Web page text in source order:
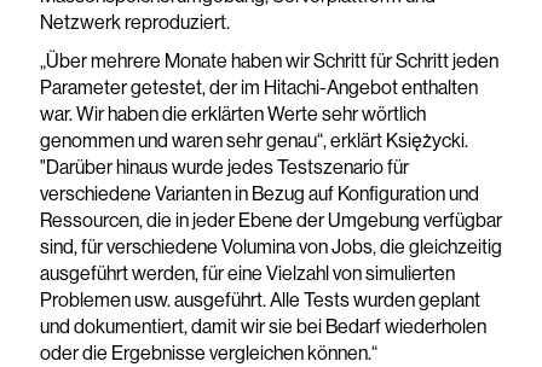
Netzwerk reproduziert.
„Über mehrere Monate haben wir Schritt für Schritt jeden
Parameter getestet, der im Hitachi-Angebot enthalten
war. Wir haben die erklärten Werte sehr wörtlich
genommen und waren sehr genau“, erklärt Księżycki.
"Darüber hinaus wurde jedes Testszenario für
verschiedene Varianten in Bezug auf Konfiguration und
Ressourcen, die in jeder Ebene der Umgebung verfügbar
sind, für verschiedene Volumina von Jobs, die gleichzeitig
ausgeführt werden, für eine Vielzahl von simulierten
Problemen usw. ausgeführt. Alle Tests wurden geplant
und dokumentiert, damit wir sie bei Bedarf wiederholen
oder die Ergebnisse vergleichen können.“